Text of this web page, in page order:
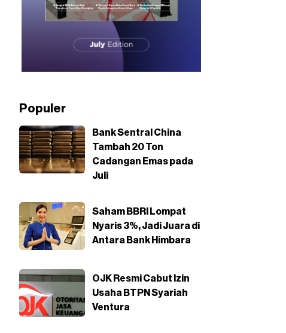
Populer
Bank Sentral China
Tambah 20 Ton
Cadangan Emas pada
Juli
Saham BBRI Lompat
Nyaris 3%, Jadi Juara di
Antara Bank Himbara
OJK Resmi Cabut Izin
Usaha BTPN Syariah
Ventura